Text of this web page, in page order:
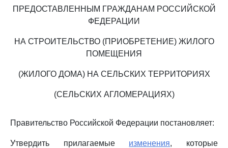
ПРЕДОСТАВЛЕННЫМ ГРАЖДАНАМ РОССИЙСКОЙ
ФЕДЕРАЦИИ
НА СТРОИТЕЛЬСТВО (ПРИОБРЕТЕНИЕ) ЖИЛОГО
ПОМЕЩЕНИЯ
(ЖИЛОГО ДОМА) НА СЕЛЬСКИХ ТЕРРИТОРИЯХ
(СЕЛЬСКИХ АГЛОМЕРАЦИЯХ)
Правительство Российской Федерации постановляет:
Утвердить прилагаемые изменения, которые